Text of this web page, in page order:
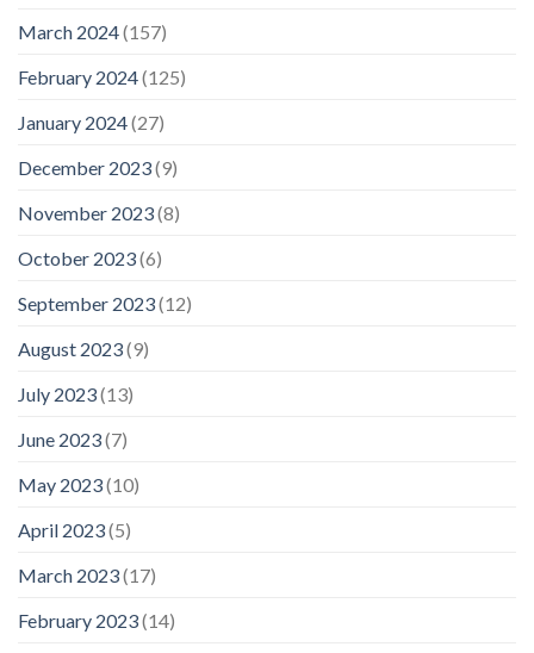
March 2024(157)
February 2024(125)
January 2024(27)
December 2023(9)
November 2023(8)
October 2023(6)
September 2023(12)
August 2023(9)
July 2023(13)
June 2023(7)
May 2023(10)
April 2023(5)
March 2023(17)
February 2023(14)